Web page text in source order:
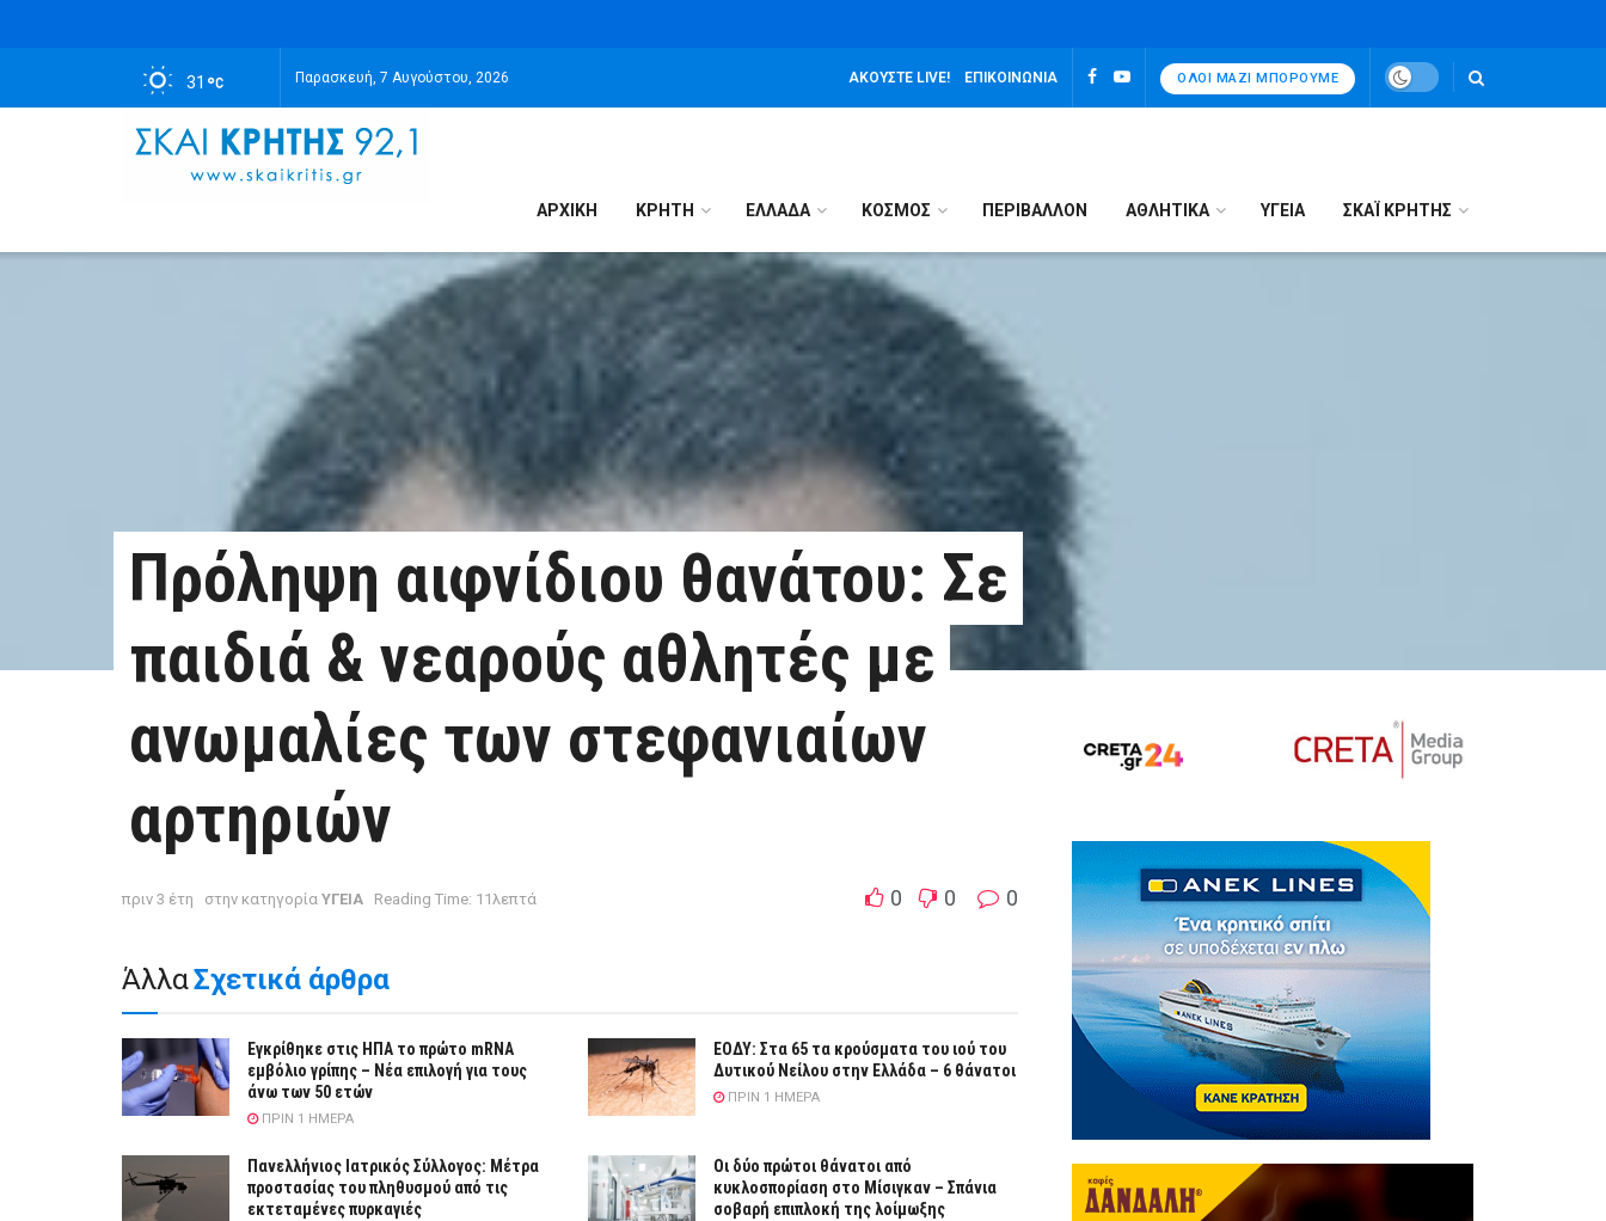
31 Παρασκευή, 7 Αυγούστου, 2026 ΑΚΟΎΣΤΕ LIVE! ΕΠΙΚΟΙΝΩΝΊΑ ΌΛΟΙ ΜΑΖΊ ΜΠΟΡΟΎΜΕ
ΑΡΧΙΚΉ ΚΡΗΤΗ ΕΛΛΑΔΑ ΚΟΣΜΟΣ ΠΕΡΙΒΑΛΛΟΝ ΑΘΛΗΤΙΚΑ ΥΓΕΙΑ ΣΚΑΪ ΚΡΗΤΗΣ
Πρόληψη αιφνίδιου θανάτου: Σε
παιδιά & νεαρούς αθλητές με
ανωμαλίες των στεφανιαίων
αρτηριών
πριν 3 έτη στην κατηγορία ΥΓΕΙΑ Reading Time: 11λεπτά 0 0 0
ΆλλαΣχετικά άρθρα
Εγκρίθηκε στις ΗΠΑ το πρώτο mRNA
εμβόλιο γρίπης – Νέα επιλογή για τους
άνω των 50 ετών
ΠΡΙΝ 1 ΗΜΈΡΑ
ΕΟΔΥ: Στα 65 τα κρούσματα του ιού του
Δυτικού Νείλου στην Ελλάδα – 6 θάνατοι
ΠΡΙΝ 1 ΗΜΈΡΑ
Πανελλήνιος Ιατρικός Σύλλογος: Μέτρα
προστασίας του πληθυσμού από τις
εκτεταμένες πυρκαγιές
Οι δύο πρώτοι θάνατοι από
κυκλοσπορίαση στο Μίσιγκαν – Σπάνια
σοβαρή επιπλοκή της λοίμωξης